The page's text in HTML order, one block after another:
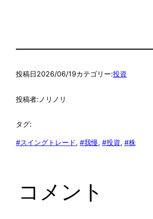
投稿日2026/06/19カテゴリー:投資
投稿者: ノリノリ
タグ:
#スイングトレード, #我慢, #投資, #株
コメント